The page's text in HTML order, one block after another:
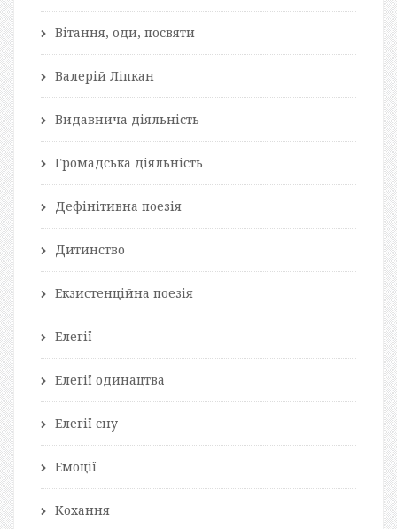
Вітання, оди, посвяти
Валерій Ліпкан
Видавнича діяльність
Громадська діяльність
Дефінітивна поезія
Дитинство
Екзистенційна поезія
Елегії
Елегії одинацтва
Елегії сну
Емоції
Кохання